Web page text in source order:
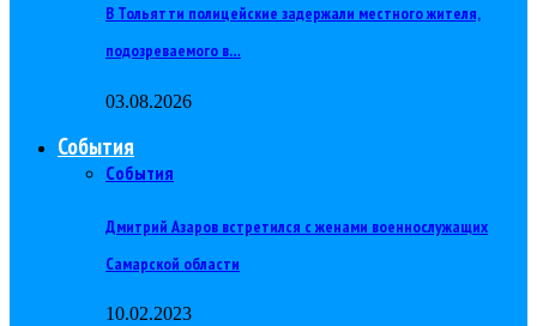
В Тольятти полицейские задержали местного жителя,
подозреваемого в…
03.08.2026
События
События
Дмитрий Азаров встретился с женами военнослужащих
Самарской области
10.02.2023